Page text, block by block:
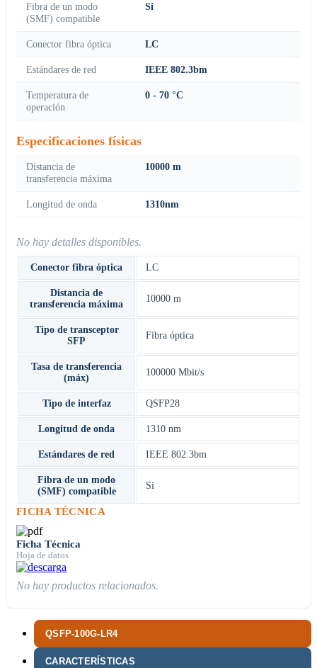
QSFP-100G-LR4
CARACTERÍSTICAS
Fibra de un modo
(SMF) compatible
Si
Conector fibra óptica LC
Estándares de red IEEE 802.3bm
Temperatura de
operación
0 - 70 °C
Especificaciones físicas
Distancia de
transferencia máxima
10000 m
Longitud de onda 1310nm
No hay detalles disponibles.
Conector fibra óptica LC
Distancia de
transferencia máxima
10000 m
Tipo de transceptor
SFP
Fibra óptica
Tasa de transferencia
(máx)
100000 Mbit/s
Tipo de interfaz QSFP28
Longitud de onda 1310 nm
Estándares de red IEEE 802.3bm
Fibra de un modo
(SMF) compatible
Si
FICHA TÉCNICA
Ficha Técnica
Hoja de datos
No hay productos relacionados.